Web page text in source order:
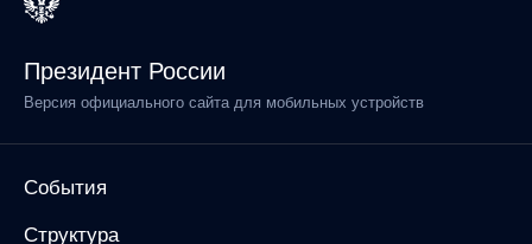
Президент России
Версия официального сайта для мобильных устройств
События
Структура